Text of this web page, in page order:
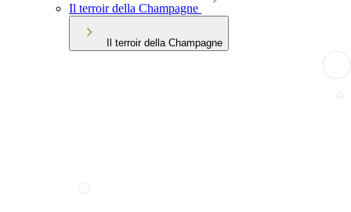
Il terroir della Champagne
Il terroir della Champagne